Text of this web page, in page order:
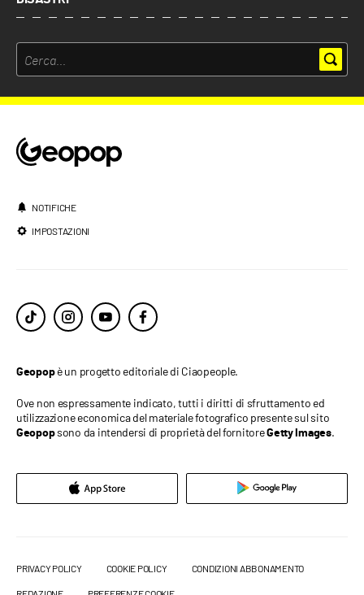
NOTIFICHE
IMPOSTAZIONI
Geopopè un progetto editoriale di Ciaopeople.
Ove non espressamente indicato, tutti i diritti di sfruttamento ed
utilizzazione economica del materiale fotografico presente sul sito
Geopopsono da intendersi di proprietà del fornitoreGetty Images.
PRIVACY POLICY COOKIE POLICY CONDIZIONI ABBONAMENTO